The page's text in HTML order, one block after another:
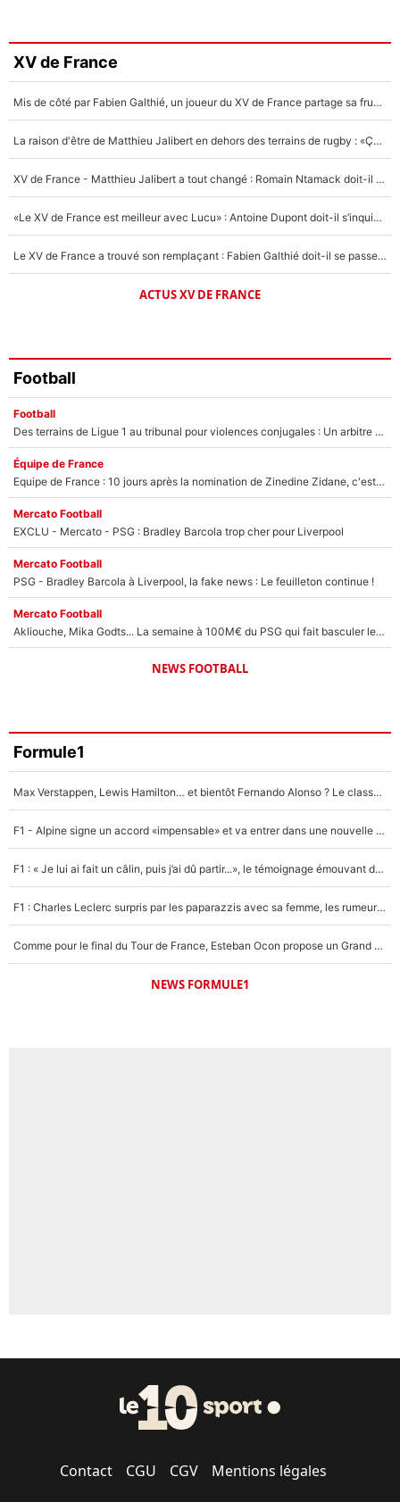
Faris Moumbagna
4%
Un autre joueur
5%
XV de France
Mis de côté par Fabien Galthié, un joueur du XV de France partage sa frustration : «ils ne me l’ont pas dit tout de suite»
La raison d'être de Matthieu Jalibert en dehors des terrains de rugby : «Ça m'atteint autant que si tu touches à un membre de ma famille»
XV de France - Matthieu Jalibert a tout changé : Romain Ntamack doit-il s’inquiéter pour sa place à un an de la Coupe du monde ?
«Le XV de France est meilleur avec Lucu» : Antoine Dupont doit-il s’inquiéter pour sa place ?
Le XV de France a trouvé son remplaçant : Fabien Galthié doit-il se passer d'Antoine Dupont ?
ACTUS XV DE FRANCE
Football
Football
Des terrains de Ligue 1 au tribunal pour violences conjugales : Un arbitre français encourt une peine de 18 mois de prison !
Équipe de France
Equipe de France : 10 jours après la nomination de Zinedine Zidane, c'est au tour de son fils de prendre un nouveau départ !
Mercato Football
EXCLU - Mercato - PSG : Bradley Barcola trop cher pour Liverpool
Mercato Football
PSG - Bradley Barcola à Liverpool, la fake news : Le feuilleton continue !
Mercato Football
Akliouche, Mika Godts... La semaine à 100M€ du PSG qui fait basculer le mercato du PSG !
NEWS FOOTBALL
Formule1
Max Verstappen, Lewis Hamilton… et bientôt Fernando Alonso ? Le classement des pilotes les mieux payés en Formule 1 risque de changer !
F1 - Alpine signe un accord «impensable» et va entrer dans une nouvelle dimension : Grande nouvelle pour Pierre Gasly !
F1 : « Je lui ai fait un câlin, puis j’ai dû partir...», le témoignage émouvant de Max Verstappen sur sa fille
F1 : Charles Leclerc surpris par les paparazzis avec sa femme, les rumeurs étaient vraies !
Comme pour le final du Tour de France, Esteban Ocon propose un Grand Prix de Formule 1 à Paris : «Autour de l’Arc de Triomphe, ce serait génial» !
NEWS FORMULE1
Contact CGU CGV Mentions légales